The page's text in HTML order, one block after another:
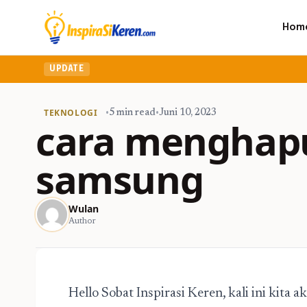
UPDATE
TEKNOLOGI •5 min read•Juni 10, 2023
cara
samsung
Wulan
Author
Hello Sobat Inspirasi Keren, kali ini kita